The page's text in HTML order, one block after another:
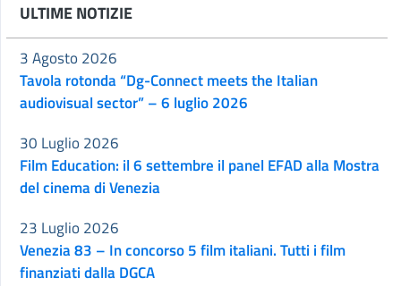
ULTIME NOTIZIE
Tavola rotonda “Dg-Connect meets the Italian
audiovisual sector” – 6 luglio 2026
3 Agosto 2026
Film Education: il 6 settembre il panel EFAD alla Mostra
del cinema di Venezia
30 Luglio 2026
Venezia 83 – In concorso 5 film italiani. Tutti i film
finanziati dalla DGCA
23 Luglio 2026